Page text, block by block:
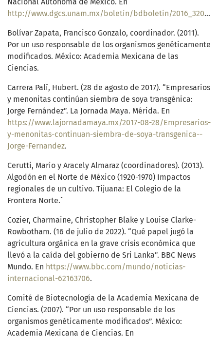
Nacional Autónoma de México. En
http://www.dgcs.unam.mx/boletin/bdboletin/2016_320.html
Bolívar Zapata, Francisco Gonzalo, coordinador. (2011).
Por un uso responsable de los organismos genéticamente
modificados. México: Academia Mexicana de las
Ciencias.
Carrera Palí, Hubert. (28 de agosto de 2017). “Empresarios
y menonitas continúan siembra de soya transgénica:
Jorge Fernández”. La Jornada Maya. Mérida. En
https://www.lajornadamaya.mx/2017-08-28/Empresarios-
y-menonitas-continuan-siembra-de-soya-transgenica--
Jorge-Fernandez.
Cerutti, Mario y Aracely Almaraz (coordinadores). (2013).
Algodón en el Norte de México (1920-1970) Impactos
regionales de un cultivo. Tijuana: El Colegio de la
Frontera Norte.´
Cozier, Charmaine, Christopher Blake y Louise Clarke-
Rowbotham. (16 de julio de 2022). “Qué papel jugó la
agricultura orgánica en la grave crisis económica que
llevó a la caída del gobierno de Sri Lanka”. BBC News
Mundo. En https://www.bbc.com/mundo/noticias-
internacional-62163706.
Comité de Biotecnología de la Academia Mexicana de
Ciencias. (2007). “Por un uso responsable de los
organismos genéticamente modificados”. México:
Academia Mexicana de Ciencias. En